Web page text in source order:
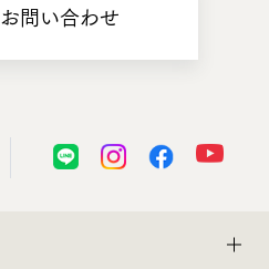
お問い合わせ